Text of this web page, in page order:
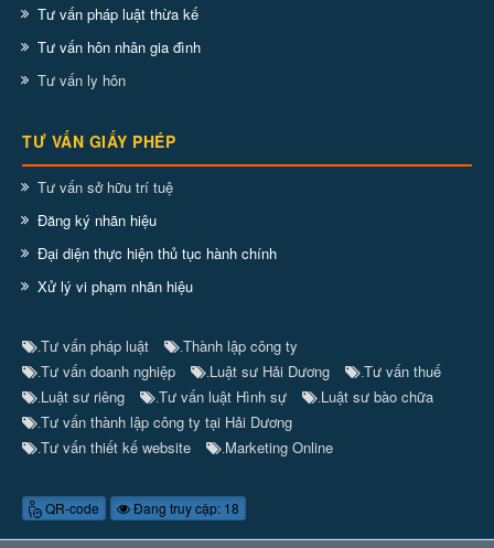
Tư vấn pháp luật thừa kế
Tư vấn hôn nhân gia đình
Tư vấn ly hôn
TƯ VẤN GIẤY PHÉP
Tư vấn sở hữu trí tuệ
Đăng ký nhãn hiệu
Đại diện thực hiện thủ tục hành chính
Xử lý vi phạm nhãn hiệu
Tư vấn pháp luật Thành lập công ty
Tư vấn doanh nghiệp Luật sư Hải Dương Tư vấn thuế
Luật sư riêng Tư vấn luật Hình sự Luật sư bào chữa
Tư vấn thành lập công ty tại Hải Dương
Tư vấn thiết kế website Marketing Online
QR-code Đang truy cập: 18